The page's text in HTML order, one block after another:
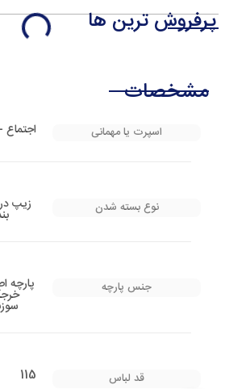
پرفروش ترین ها
مشخصات
اسپرت یا مهمانی اجتماع
نوع بسته شدن زیپ
جنس پارچه پارچه
قد لباس 115